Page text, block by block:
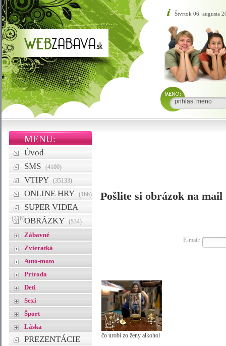
Štvrtok 06. augusta
MENU:
Úvod
SMS
(4100)
VTIPY (35133)
ONLINE HRY (166)
SUPER VIDEA
(316)OBRÁZKY (534)
Zábavné
Zvieratká
Auto-moto
Príroda
Deti
Sexi
Šport
Láska
PREZENTÁCIE
Pošlite si obrázok na mail
E-mail:
čo urobí zo ženy alkohol